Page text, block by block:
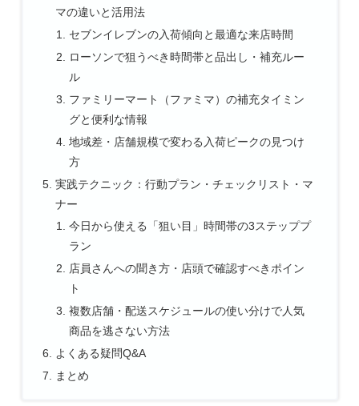
マの違いと活用法
セブンイレブンの入荷傾向と最適な来店時間
ローソンで狙うべき時間帯と品出し・補充ルー
ル
ファミリーマート（ファミマ）の補充タイミン
グと便利な情報
地域差・店舗規模で変わる入荷ピークの見つけ
方
実践テクニック：行動プラン・チェックリスト・マ
ナー
今日から使える「狙い目」時間帯の3ステッププ
ラン
店員さんへの聞き方・店頭で確認すべきポイン
ト
複数店舗・配送スケジュールの使い分けで人気
商品を逃さない方法
よくある疑問Q&A
まとめ